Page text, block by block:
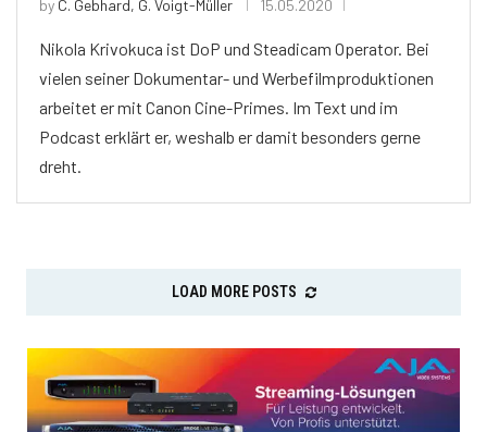
by C. Gebhard, G. Voigt-Müller 15.05.2020
Nikola Krivokuca ist DoP und Steadicam Operator. Bei
vielen seiner Dokumentar- und Werbefilmproduktionen
arbeitet er mit Canon Cine-Primes. Im Text und im
Podcast erklärt er, weshalb er damit besonders gerne
dreht.
LOAD MORE POSTS